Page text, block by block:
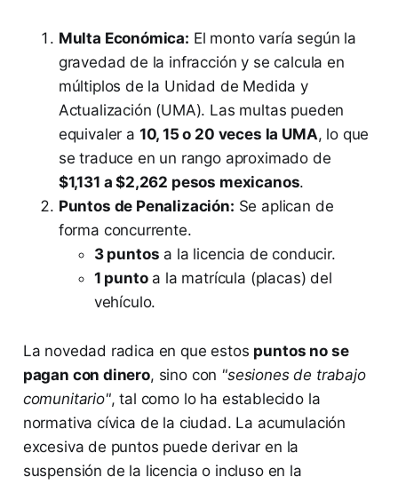
Multa Económica: El monto varía según la
gravedad de la infracción y se calcula en
múltiplos de la Unidad de Medida y
Actualización (UMA). Las multas pueden
equivaler a 10, 15 o 20 veces la UMA, lo que
se traduce en un rango aproximado de
$1,131 a $2,262 pesos mexicanos.
Puntos de Penalización: Se aplican de
forma concurrente.
3 puntos a la licencia de conducir.
1 puntoa la matrícula (placas) del
vehículo.
La novedad radica en que estos puntos no se
pagan con dinero, sino con "sesiones de trabajo
comunitario", tal como lo ha establecido la
normativa cívica de la ciudad. La acumulación
excesiva de puntos puede derivar en la
suspensión de la licencia o incluso en la